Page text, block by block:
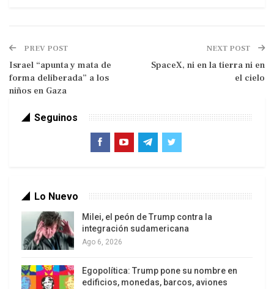
tambores de San Juan se suma el peor doblete
sísmico que haya vivido Venezuela: dos sismos
consecutivos, 7.2 y 7.5, sacudieron el centro-
sumándose al criminal bloqueo estadounidense.
Pero en medio de esta tragedia y el dolor, es
PREV POST
Israel “apunta y mata de
forma deliberada” a los
niños en Gaza
NEXT POST
SpaceX, ni en la tierra ni en
el cielo
Seguinos
Lo Nuevo
Milei, el peón de Trump contra la
integración sudamericana
Ago 6, 2026
Egopolítica: Trump pone su nombre en
edificios, monedas, barcos, aviones